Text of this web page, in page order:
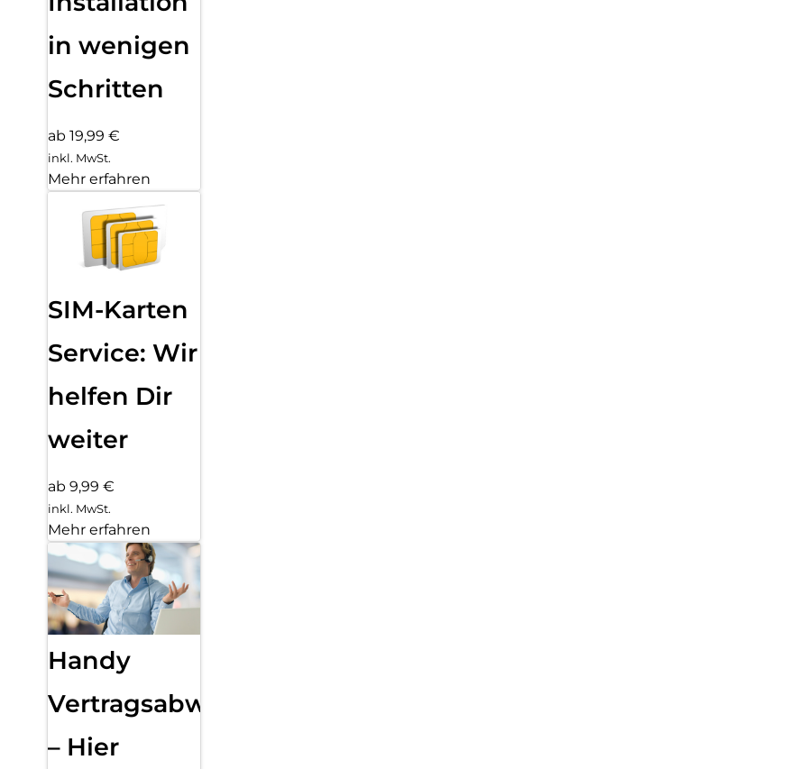
in wenigen
Schritten
ab 19,99 €
inkl. MwSt.
Mehr erfahren
SIM-Karten
Service: Wir
helfen Dir
weiter
ab 9,99 €
inkl. MwSt.
Mehr erfahren
Handy
Vertragsabwicklung
– Hier